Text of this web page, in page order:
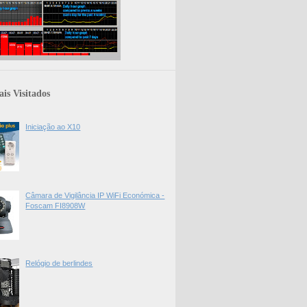
Visitados
Iniciação ao X10
Câmara de Vigilância IP WiFi Económica -
Foscam FI8908W
Relógio de berlindes